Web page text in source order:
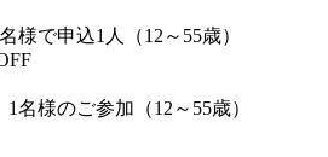
様で申込1人（12～55歳）
1名様のご参加（12～55歳）